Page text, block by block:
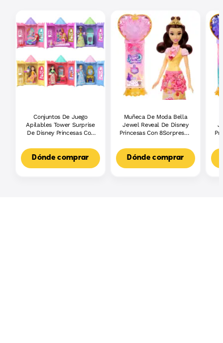
Conjuntos De Juego
Apilables Tower Surprise
De Disney Princesas Con
Sorpresas (Los Estilos
Pueden Variar)
Dónde comprar
Muñeca De Moda Bella
Jewel Reveal De Disney
Princesas Con 8Sorpresas,
Accesorios
Dónde comprar